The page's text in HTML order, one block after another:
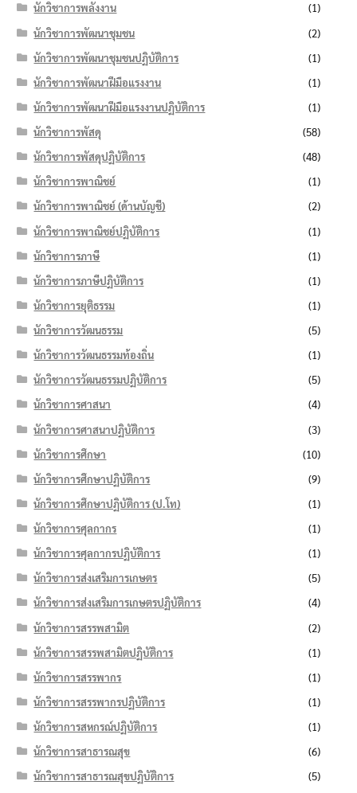
นักวิชาการพลังงาน
(1)
นักวิชาการพัฒนาชุมชน
(2)
นักวิชาการพัฒนาชุมชนปฏิบัติการ
(1)
นักวิชาการพัฒนาฝีมือแรงงาน
(1)
นักวิชาการพัฒนาฝีมือแรงงานปฏิบัติการ
(1)
นักวิชาการพัสดุ
(58)
นักวิชาการพัสดุปฏิบัติการ
(48)
นักวิชาการพาณิชย์
(1)
นักวิชาการพาณิชย์ (ด้านบัญชี)
(2)
นักวิชาการพาณิชย์ปฏิบัติการ
(1)
นักวิชาการภาษี
(1)
นักวิชาการภาษีปฏิบัติการ
(1)
นักวิชาการยุติธรรม
(1)
นักวิชาการวัฒนธรรม
(5)
นักวิชาการวัฒนธรรมท้องถิ่น
(1)
นักวิชาการวัฒนธรรมปฏิบัติการ
(5)
นักวิชาการศาสนา
(4)
นักวิชาการศาสนาปฏิบัติการ
(3)
นักวิชาการศึกษา
(10)
นักวิชาการศึกษาปฏิบัติการ
(9)
นักวิชาการศึกษาปฏิบัติการ (ป.โท)
(1)
นักวิชาการศุลกากร
(1)
นักวิชาการศุลกากรปฏิบัติการ
(1)
นักวิชาการส่งเสริมการเกษตร
(5)
นักวิชาการส่งเสริมการเกษตรปฏิบัติการ
(4)
นักวิชาการสรรพสามิต
(2)
นักวิชาการสรรพสามิตปฏิบัติการ
(1)
นักวิชาการสรรพากร
(1)
นักวิชาการสรรพากรปฏิบัติการ
(1)
นักวิชาการสหกรณ์ปฏิบัติการ
(1)
นักวิชาการสาธารณสุข
(6)
นักวิชาการสาธารณสุขปฏิบัติการ
(5)